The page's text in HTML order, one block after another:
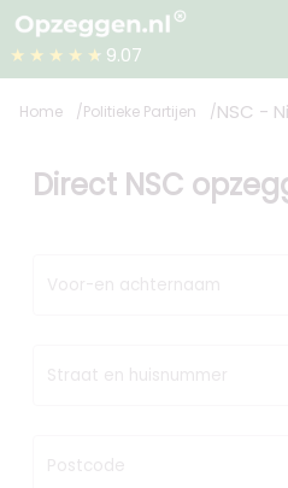
★★★★★ 9.07
Home Politieke Partijen NSC -
Direct NSC
Voor-en achternaam
Straat en huisnummer
Postcode